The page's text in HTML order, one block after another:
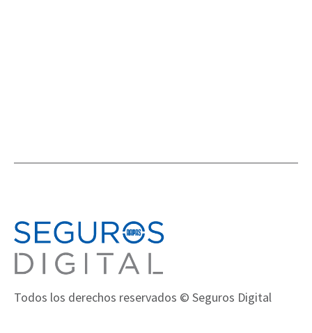
Todos los derechos reservados © Seguros Digital